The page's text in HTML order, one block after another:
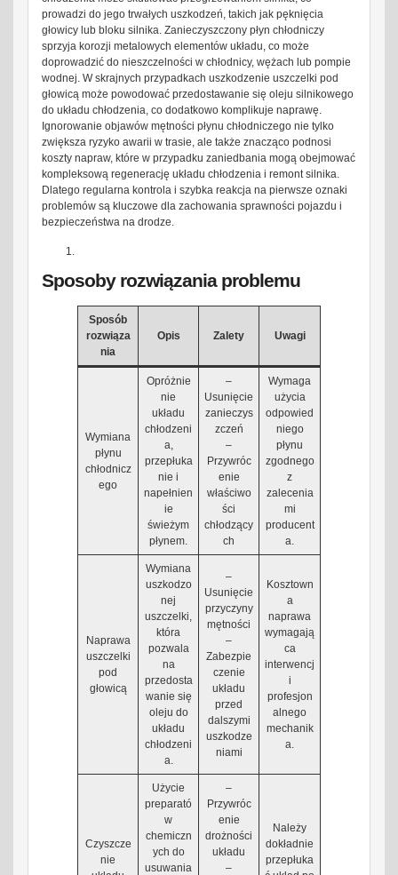
prowadzi do jego trwałych uszkodzeń, takich jak pęknięcia
głowicy lub bloku silnika. Zanieczyszczony płyn chłodniczy
sprzyja korozji metalowych elementów układu, co może
doprowadzić do nieszczelności w chłodnicy, wężach lub pompie
wodnej. W skrajnych przypadkach uszkodzenie uszczelki pod
głowicą może powodować przedostawanie się oleju silnikowego
do układu chłodzenia, co dodatkowo komplikuje naprawę.
Ignorowanie objawów mętności płynu chłodniczego nie tylko
zwiększa ryzyko awarii w trasie, ale także znacząco podnosi
koszty napraw, które w przypadku zaniedbania mogą obejmować
kompleksową regenerację układu chłodzenia i remont silnika.
Dlatego regularna kontrola i szybka reakcja na pierwsze oznaki
problemów są kluczowe dla zachowania sprawności pojazdu i
bezpieczeństwa na drodze.
Sposoby rozwiązania problemu
Sposób
rozwiąza
nia
Opis Zalety Uwagi
Wymiana
płynu
chłodnicz
ego
Opróżnie
nie
układu
chłodzeni
a,
przepłuka
nie i
napełnien
ie
świeżym
płynem.
–
Usunięcie
zanieczys
zczeń
–
Przywróc
enie
właściwo
ści
chłodzący
ch
Wymaga
użycia
odpowied
niego
płynu
zgodnego
z
zalecenia
mi
producent
a.
Naprawa
uszczelki
pod
głowicą
Wymiana
uszkodzo
nej
uszczelki,
która
pozwala
na
przedosta
wanie się
oleju do
układu
chłodzeni
a.
–
Usunięcie
przyczyny
mętności
–
Zabezpie
czenie
układu
przed
dalszymi
uszkodze
niami
Kosztown
a
naprawa
wymagają
ca
interwencj
i
profesjon
alnego
mechanik
a.
Czyszcze
nie
Użycie
preparató
w
chemiczn
ych do
usuwania
–
Przywróc
enie
drożności
układu
–
Należy
dokładnie
przepłuka